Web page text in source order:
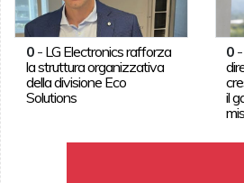
0- LG Electronics rafforza
la struttura organizzativa
della divisione Eco
Solutions
0 -
il